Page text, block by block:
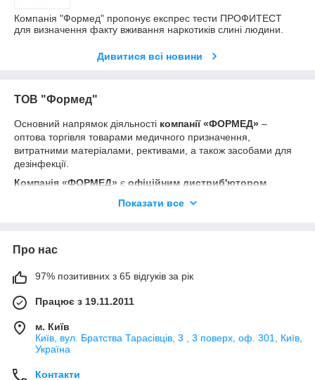
Компанія "Формед" пропонує експрес тести ПРОФИТЕСТ
для визначення факту вживання наркотиків слині людини.
Дивитися всі новини
ТОВ "Формед"
Основний напрямок діяльності компанії «ФОРМЕД» –
оптова торгівля товарами медичного призначення,
витратними матеріалами, рективами, а також засобами для
дезінфекції.
Компанія «ФОРМЕД» є офіційним дистриб'ютором
наркотичні речовини, вакуумних систем забору крові,
Показати все
Про нас
97% позитивних з 65 відгуків за рік
Працює з 19.11.2011
м. Київ
Київ, вул. Братства Тарасівців, 3 , 3 поверх, оф. 301, Київ,
Україна
Контакти